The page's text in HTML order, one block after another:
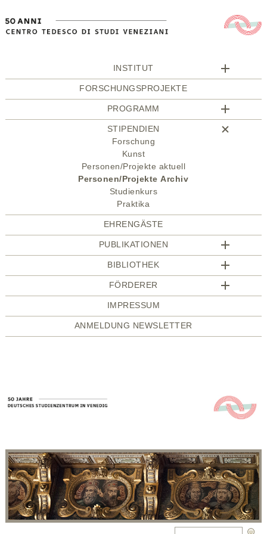
INSTITUT
FORSCHUNGSPROJEKTE
PROGRAMM
STIPENDIEN
Forschung
Kunst
Personen/Projekte aktuell
Personen/Projekte Archiv
Studienkurs
Praktika
EHRENGÄSTE
PUBLIKATIONEN
BIBLIOTHEK
FÖRDERER
IMPRESSUM
ANMELDUNG NEWSLETTER